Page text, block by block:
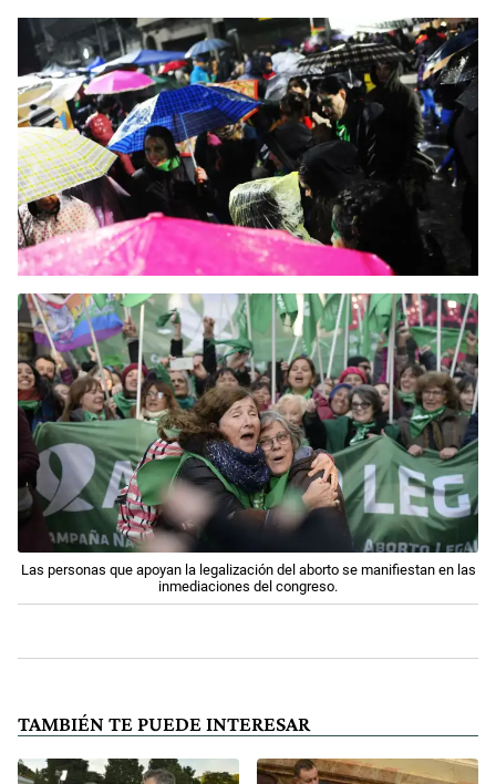
Las personas que apoyan la legalización del aborto se manifiestan en las
inmediaciones del congreso.
TAMBIÉN TE PUEDE INTERESAR